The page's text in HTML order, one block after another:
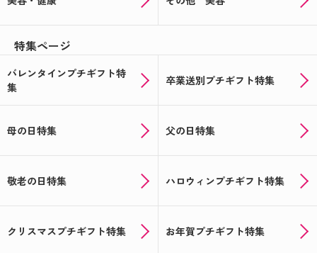
特集ページ
バレンタインプチギフト特
集
卒業送別プチギフト特集
母の日特集 父の日特集
敬老の日特集 ハロウィンプチギフト特集
クリスマスプチギフト特集 お年賀プチギフト特集